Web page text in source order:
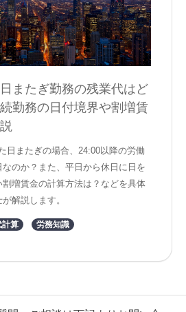
日またぎ勤務の残業代はど
勤務の日付境界や割増賃
日またぎの場合、24:00以降の労働
のか？また、平日から休日に日を
割増賃金の計算方法は？などを具体
解説します。
計算 労務知識